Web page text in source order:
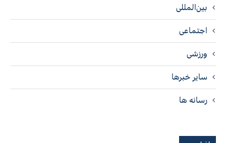
بین‌المللی
اجتماعی
ورزشی
سایر خبرها
رسانه ها